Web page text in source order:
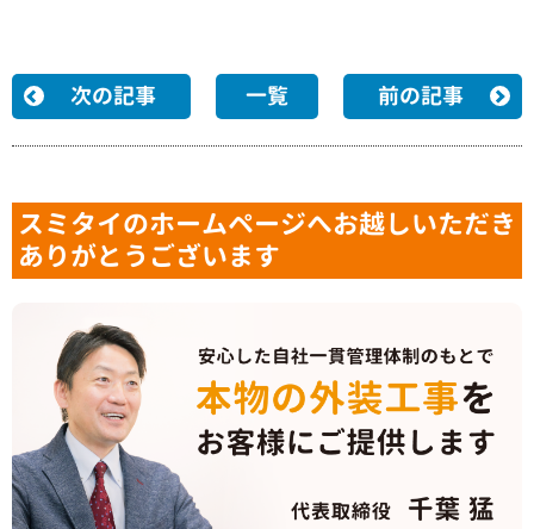
次の記事 一覧 前の記事
スミタイのホームページへお越しいただき
ありがとうございます